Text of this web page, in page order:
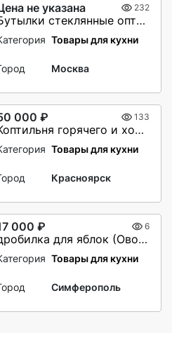
не указана 232
Бутылки стеклянные оптом
Товары для кухни
Москва
000 ₽ 133
Коптильня горячего и холодного копчения
Товары для кухни
Красноярск
000 ₽ 6
дробилка для яблок (Овощерезка) электрическая
Товары для кухни
Симферополь